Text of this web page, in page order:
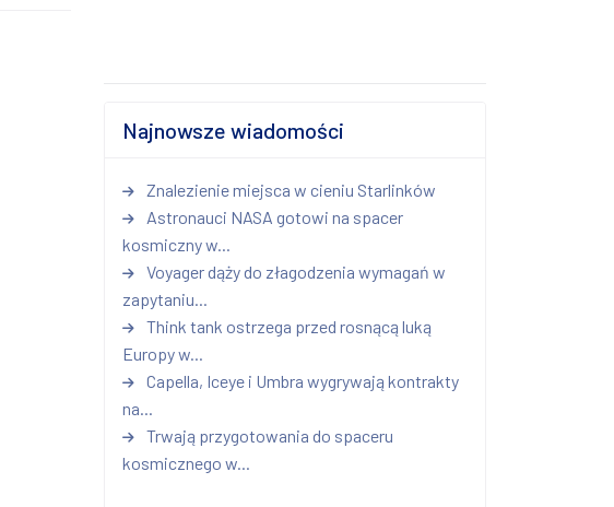
Najnowsze wiadomości
Znalezienie miejsca w cieniu Starlinków
Astronauci NASA gotowi na spacer
kosmiczny w...
Voyager dąży do złagodzenia wymagań w
zapytaniu...
Think tank ostrzega przed rosnącą luką
Europy w...
Capella, Iceye i Umbra wygrywają kontrakty
na...
Trwają przygotowania do spaceru
kosmicznego w...